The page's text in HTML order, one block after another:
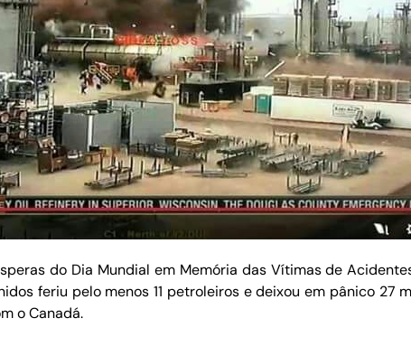
do Dia Mundial em Memória das Vítimas de
feriu pelo menos 11 petroleiros e deixou em pânico
o Canadá.